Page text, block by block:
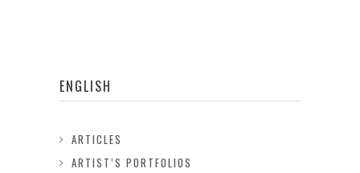
ENGLISH
ARTICLES
ARTIST’S PORTFOLIOS